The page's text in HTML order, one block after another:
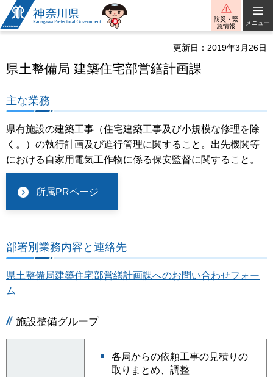
神奈川県
防災・緊
急情報
メニュー
更新日：2019年3月26日
県土整備局 建築住宅部営繕計画課
主な業務
県有施設の建築工事（住宅建築工事及び小規模な修理を除
く。）の執行計画及び進行管理に関すること。出先機関等
における自家用電気工作物に係る保安監督に関すること。
所属PRページ
部署別業務内容と連絡先
県土整備局建築住宅部営繕計画課へのお問い合わせフォー
ム
施設整備グループ
各局からの依頼工事の見積りの
取りまとめ、調整